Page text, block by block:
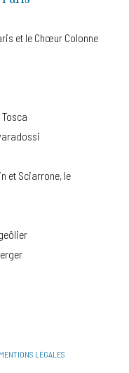
et le Chœur Colonne
et Sciarrone, le
MENTIONS LÉGALES